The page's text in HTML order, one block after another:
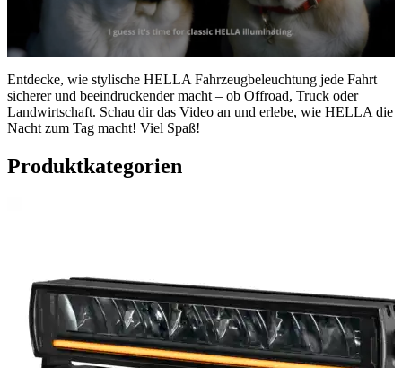
Sekunden
von
0
Sekunden
Entdecke, wie stylische HELLA Fahrzeugbeleuchtung jede Fahrt
sicherer und beeindruckender macht – ob Offroad, Truck oder
Landwirtschaft. Schau dir das Video an und erlebe, wie HELLA die
Nacht zum Tag macht! Viel Spaß!
Produktkategorien